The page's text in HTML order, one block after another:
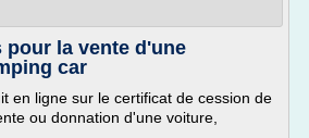
pour la vente d'une
car
en ligne sur le certificat de cession de
ou donnation d'une voiture,